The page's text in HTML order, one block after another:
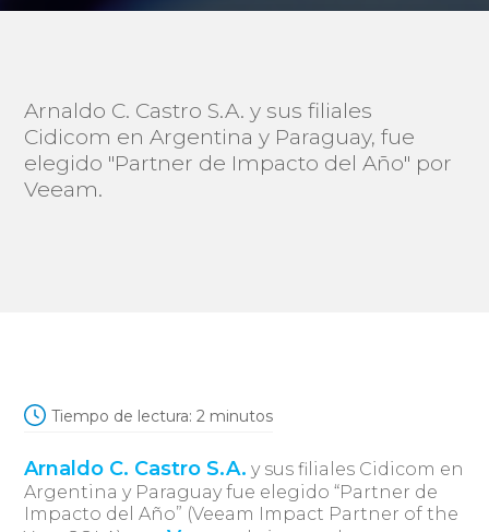
Arnaldo C. Castro S.A. y sus filiales
Cidicom en Argentina y Paraguay, fue
elegido "Partner de Impacto del Año" por
Veeam.
Tiempo de lectura: 2 minutos
Arnaldo C. Castro S.A. y sus filiales Cidicom en
Argentina y Paraguay fue elegido “Partner de
Impacto del Año” (Veeam Impact Partner of the